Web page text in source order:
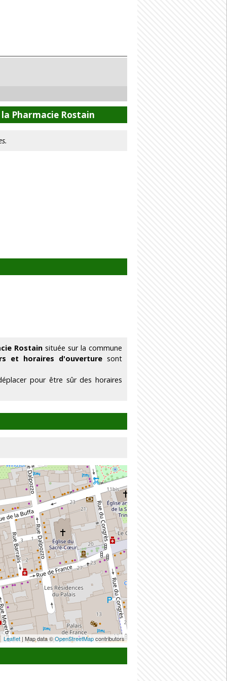
Pharmacie Rostain
Rostainsituée sur la commune
et horaires d'ouverturesont
pour être sûr des horaires
Leaflet | Map data ©OpenStreetMapcontributors